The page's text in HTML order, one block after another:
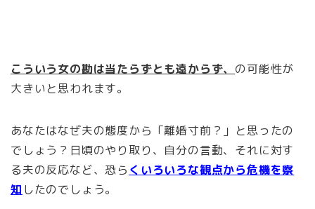
こういう女の勘は当たらずとも遠からず、 の可能性が
大きいと思われます。
あなたはなぜ夫の態度から「離婚寸前？」と思ったの
でしょう？日頃のやり取り、自分の言動、それに対す
る夫の反応など、恐ら くいろいろな観点から危機を察
知 したのでしょう。